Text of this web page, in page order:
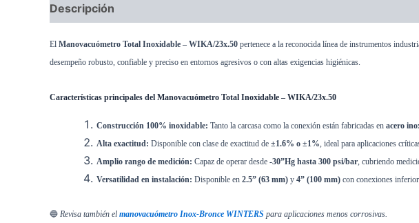
Descripción
El Manovacuómetro Total Inoxidable – WIKA/23x.50 pertenece a la reconocida línea de instrumentos
desempeño robusto, confiable y preciso en entornos agresivos o con altas exigencias higiénicas.
Características principales del Manovacuómetro Total Inoxidable – WIKA/23x.50
Construcción 100% inoxidable: Tanto la carcasa como la conexión están fabricadas en acero
Alta exactitud: Disponible con clase de exactitud de ±1.6% o ±1%, ideal para aplicaciones
Amplio rango de medición: Capaz de operar desde -30”Hg hasta 300 psi/bar, cubriendo
Versatilidad en instalación: Disponible en 2.5” (63 mm) y 4” (100 mm) con conexiones
🔵 Revisa también el manovacuómetro Inox-Bronce WINTERS para aplicaciones menos corrosivas.